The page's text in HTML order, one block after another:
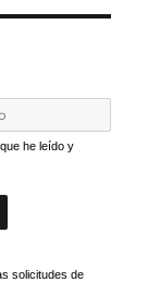
he leído y
solicitudes de